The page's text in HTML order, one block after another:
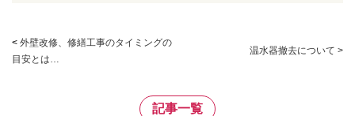
< 外壁改修、修繕工事のタイミングの
目安とは…
温水器撤去について >
記事一覧